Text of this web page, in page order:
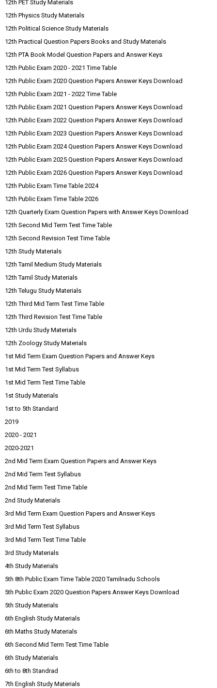
12th PET Study Materials
12th Physics Study Materials
12th Political Science Study Materials
12th Practical Question Papers Books and Study Materials
12th PTA Book Model Question Papers and Answer Keys
12th Public Exam 2020 - 2021 Time Table
12th Public Exam 2020 Question Papers Answer Keys Download
12th Public Exam 2021 - 2022 Time Table
12th Public Exam 2021 Question Papers Answer Keys Download
12th Public Exam 2022 Question Papers Answer Keys Download
12th Public Exam 2023 Question Papers Answer Keys Download
12th Public Exam 2024 Question Papers Answer Keys Download
12th Public Exam 2025 Question Papers Answer Keys Download
12th Public Exam 2026 Question Papers Answer Keys Download
12th Public Exam Time Table 2024
12th Public Exam Time Table 2026
12th Quarterly Exam Question Papers with Answer Keys Download
12th Second Mid Term Test Time Table
12th Second Revision Test Time Table
12th Study Materials
12th Tamil Medium Study Materials
12th Tamil Study Materials
12th Telugu Study Materials
12th Third Mid Term Test Time Table
12th Third Revision Test Time Table
12th Urdu Study Materials
12th Zoology Study Materials
1st Mid Term Exam Question Papers and Answer Keys
1st Mid Term Test Syllabus
1st Mid Term Test Time Table
1st Study Materials
1st to 5th Standard
2019
2020 - 2021
2020-2021
2nd Mid Term Exam Question Papers and Answer Keys
2nd Mid Term Test Syllabus
2nd Mid Term Test Time Table
2nd Study Materials
3rd Mid Term Exam Question Papers and Answer Keys
3rd Mid Term Test Syllabus
3rd Mid Term Test Time Table
3rd Study Materials
4th Study Materials
5th 8th Public Exam Time Table 2020 Tamilnadu Schools
5th Public Exam 2020 Question Papers Answer Keys Download
5th Study Materials
6th English Study Materials
6th Maths Study Materials
6th Second Mid Term Test Time Table
6th Study Materials
6th to 8th Standrad
7th English Study Materials